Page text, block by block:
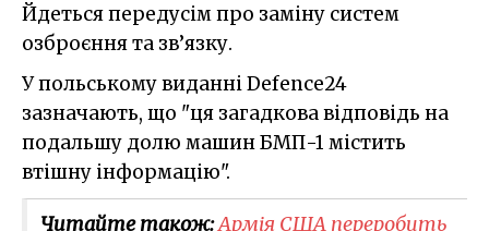
Йдеться передусім про заміну систем
озброєння та зв’язку.
У польському виданні Defence24
зазначають, що "ця загадкова відповідь на
подальшу долю машин БМП-1 містить
втішну інформацію".
Читайте також:Армія США переробить